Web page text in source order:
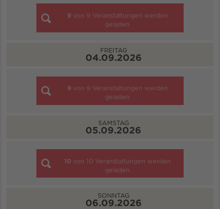
9 von 9 Veranstaltungen werden
geladen
FREITAG
04.09.2026
9 von 9 Veranstaltungen werden
geladen
SAMSTAG
05.09.2026
10 von 10 Veranstaltungen werden
geladen
SONNTAG
06.09.2026